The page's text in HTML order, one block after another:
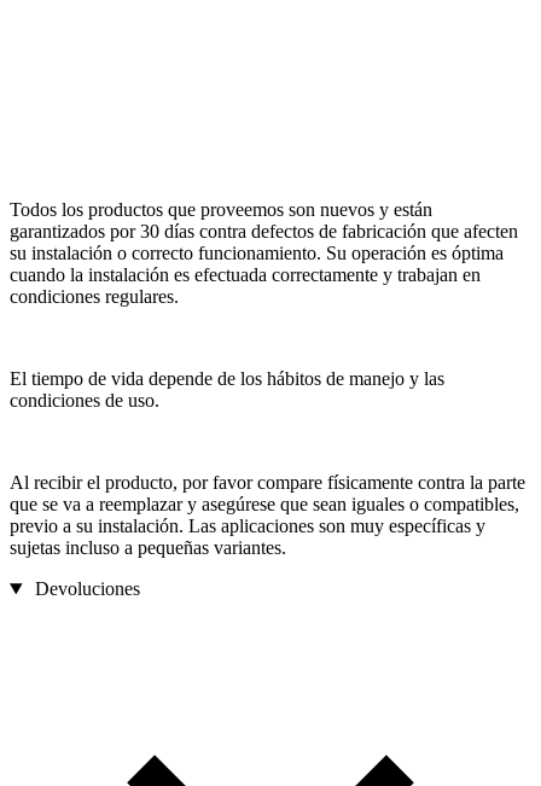
Todos los productos que proveemos son nuevos y están
garantizados por 30 días contra defectos de fabricación que afecten
su instalación o correcto funcionamiento. Su operación es óptima
cuando la instalación es efectuada correctamente y trabajan en
condiciones regulares.
El tiempo de vida depende de los hábitos de manejo y las
condiciones de uso.
Al recibir el producto, por favor compare físicamente contra la parte
que se va a reemplazar y asegúrese que sean iguales o compatibles,
previo a su instalación. Las aplicaciones son muy específicas y
sujetas incluso a pequeñas variantes.
Devoluciones